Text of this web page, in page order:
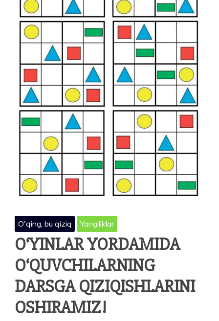
O'qing, bu qiziq Yangiliklar
O‘YINLAR YORDAMIDA
O‘QUVCHILARNING
DARSGA QIZIQISHLARINI
OSHIRAMIZ!